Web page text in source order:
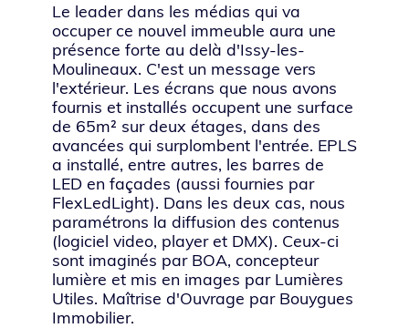
Le leader dans les médias qui va
occuper ce nouvel immeuble aura une
présence forte au delà d'Issy-les-
Moulineaux. C'est un message vers
l'extérieur. Les écrans que nous avons
fournis et installés occupent une surface
de 65m² sur deux étages, dans des
avancées qui surplombent l'entrée. EPLS
a installé, entre autres, les barres de
LED en façades (aussi fournies par
FlexLedLight). Dans les deux cas, nous
paramétrons la diffusion des contenus
(logiciel video, player et DMX). Ceux-ci
sont imaginés par BOA, concepteur
lumière et mis en images par Lumières
Utiles. Maîtrise d'Ouvrage par Bouygues
Immobilier.